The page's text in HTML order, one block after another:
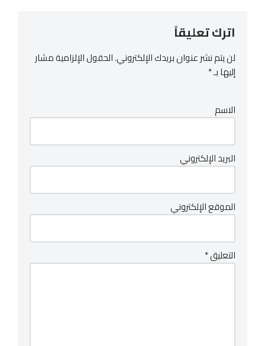
اترك تعليقاً
لن يتم نشر عنوان بريدك الإلكتروني.الحقول الإلزامية مشار
إليها بـ*
الاسم
البريد الإلكتروني
الموقع الإلكتروني
التعليق*